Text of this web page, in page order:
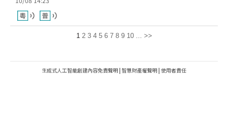
1 2 3 4 5 6 7 8 9 10 ... >>
生成式人工智能創建內容免責聲明 | 智慧財產權聲明 | 使用者責任